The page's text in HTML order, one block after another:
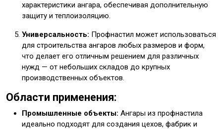
характеристики ангара, обеспечивая дополнительную
защиту и теплоизоляцию.
Универсальность: Профнастил может использоваться
для строительства ангаров любых размеров и форм,
что делает его отличным решением для различных
нужд — от небольших складов до крупных
производственных объектов.
Области применения:
Промышленные объекты: Ангары из профнастила
идеально подходят для создания цехов, фабрик и